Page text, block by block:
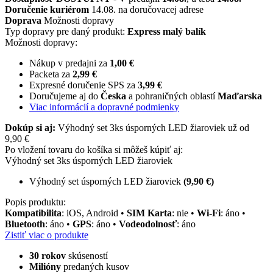
Doručenie kuriérom 14.08. na doručovacej adrese
Doprava Možnosti dopravy
Typ dopravy pre daný produkt: Express malý balík
Možnosti dopravy:
Nákup v predajni za 1,00 €
Packeta za 2,99 €
Expresné doručenie SPS za 3,99 €
Doručujeme aj do Česka a pohraničných oblastíMaďarska
Viac informácií a dopravné podmienky
Dokúp si aj: Výhodný set 3ks úsporných LED žiaroviek už od
9,90 €
Po vložení tovaru do košíka si môžeš kúpiť aj:
Výhodný set 3ks úsporných LED žiaroviek
Výhodný set úsporných LED žiaroviek (9,90 €)
Popis produktu:
Kompatibilita: iOS, Android • SIM Karta: nie • Wi-Fi: áno •
Bluetooth: áno • GPS: áno • Vodeodolnosť: áno
Zistiť viac o produkte
30 rokov skúseností
Milióny predaných kusov